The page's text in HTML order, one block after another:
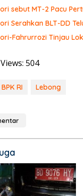
sebut MT-2 Pacu
Serahkan BLT-DD
Fahrurrozi Tinjau
504
BPK RI Lebong